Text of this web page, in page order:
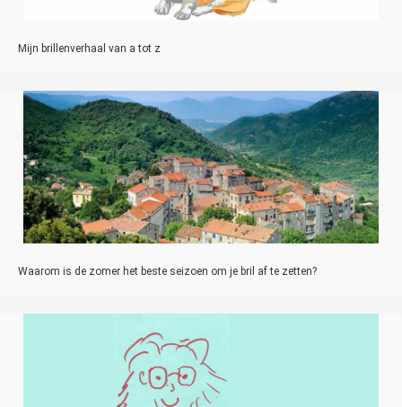
Mijn brillenverhaal van a tot z
Waarom is de zomer het beste seizoen om je bril af te zetten?